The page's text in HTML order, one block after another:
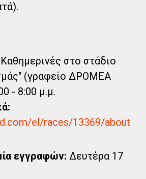
Καθημερινές στο στάδιο
(γραφείο ΔΡΟΜΕΑ
- 8:00 μ.μ.
el/races/13369/about
εγγραφών: Δευτέρα 17